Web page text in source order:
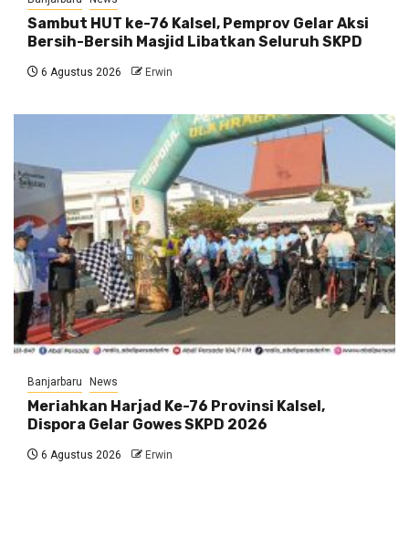
Sambut HUT ke-76 Kalsel, Pemprov Gelar Aksi
Bersih-Bersih Masjid Libatkan Seluruh SKPD
6 Agustus 2026 Erwin
Banjarbaru News
Meriahkan Harjad Ke-76 Provinsi Kalsel,
Dispora Gelar Gowes SKPD 2026
6 Agustus 2026 Erwin